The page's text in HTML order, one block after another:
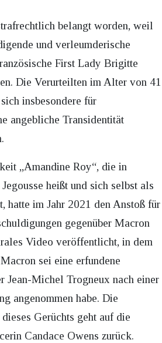
belangt worden, weil
und verleumderische
First Lady Brigitte
Die Verurteilten im Alter von 41
insbesondere für
angebliche Transidentität
„Amandine Roy“, die in
heißt und sich selbst als
hatte im Jahr 2021 den Anstoß für
gegenüber Macron
Video veröffentlicht, in dem
sei eine erfundene
Jean-Michel Trogneux nach einer
angenommen habe. Die
Gerüchts geht auf die
Candace Owens zurück.